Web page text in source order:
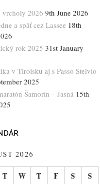
vrcholy 2026 9th June 2026
a späť cez Lassee 18th
rok 2025 31st January
v Tirolsku aj s Passo Stelvio
2025
Šamorín – Jasná 15th
2026
T W T F S S